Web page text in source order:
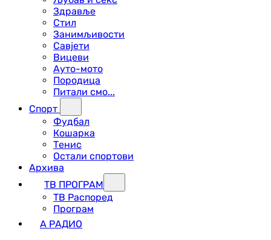
Здравље
Стил
Занимљивости
Савјети
Вицеви
Ауто-мото
Породица
Питали смо...
Спорт
Фудбал
Кошарка
Тенис
Остали спортови
Архива
ТВ ПРОГРАМ
ТВ Распоред
Програм
А РАДИО